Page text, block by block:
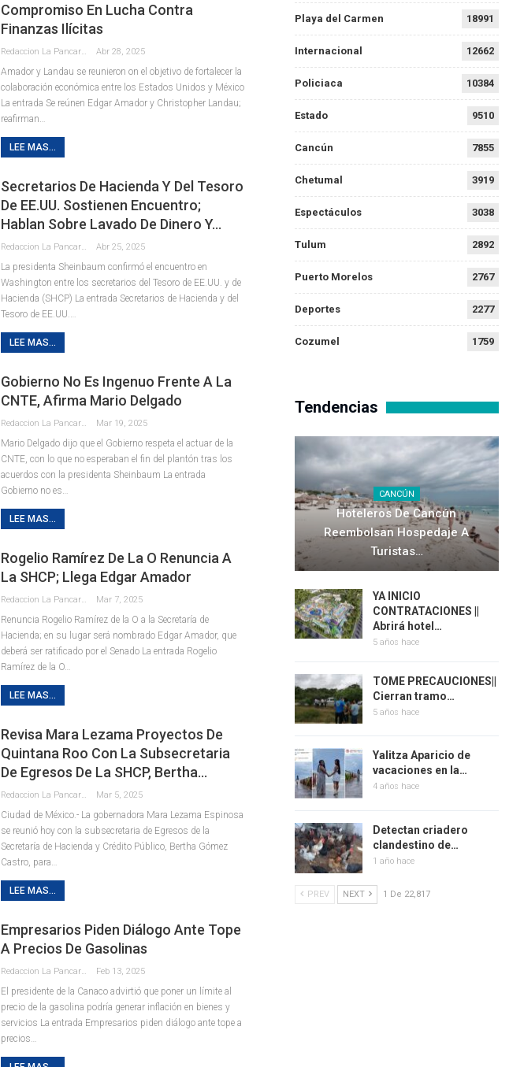
Compromiso En Lucha Contra
Finanzas Ilícitas
Abr 28, 2025
Amador y Landau se reunieron on el objetivo de fortalecer la
colaboración económica entre los Estados Unidos y México
La entrada Se reúnen Edgar Amador y Christopher Landau;
reafirman…
LEE MAS...
Secretarios De Hacienda Y Del Tesoro
De EE.UU. Sostienen Encuentro;
Hablan Sobre Lavado De Dinero Y…
Abr 25, 2025
La presidenta Sheinbaum confirmó el encuentro en
Washington entre los secretarios del Tesoro de EE.UU. y de
Hacienda (SHCP) La entrada Secretarios de Hacienda y del
Tesoro de EE.UU.…
LEE MAS...
Gobierno No Es Ingenuo Frente A La
CNTE, Afirma Mario Delgado
Mar 19, 2025
Mario Delgado dijo que el Gobierno respeta el actuar de la
CNTE, con lo que no esperaban el fin del plantón tras los
acuerdos con la presidenta Sheinbaum La entrada
Gobierno no es…
LEE MAS...
Rogelio Ramírez De La O Renuncia A
La SHCP; Llega Edgar Amador
Mar 7, 2025
Renuncia Rogelio Ramírez de la O a la Secretaría de
Hacienda; en su lugar será nombrado Edgar Amador, que
deberá ser ratificado por el Senado La entrada Rogelio
Ramírez de la O…
LEE MAS...
Revisa Mara Lezama Proyectos De
Quintana Roo Con La Subsecretaria
De Egresos De La SHCP, Bertha…
Mar 5, 2025
Ciudad de México.- La gobernadora Mara Lezama Espinosa
se reunió hoy con la subsecretaria de Egresos de la
Secretaría de Hacienda y Crédito Público, Bertha Gómez
Castro, para
LEE MAS...
Empresarios Piden Diálogo Ante Tope
A Precios De Gasolinas
Feb 13, 2025
El presidente de la Canaco advirtió que poner un límite al
precio de la gasolina podría generar inflación en bienes y
servicios La entrada Empresarios piden diálogo ante tope a
precios…
Playa del Carmen 18991
Internacional 12662
Policiaca 10384
Estado 9510
Cancún 7855
Chetumal 3919
Espectáculos 3038
Tulum 2892
Puerto Morelos 2767
Deportes 2277
Cozumel 1759
Tendencias
CANCÚN
Hoteleros De Cancún
Reembolsan Hospedaje A
Turistas…
YA INICIO
CONTRATACIONES ||
Abrirá hotel…
5 años hace
TOME PRECAUCIONES||
Cierran tramo…
5 años hace
Yalitza Aparicio de
vacaciones en la…
4 años hace
Detectan criadero
clandestino de…
1 año hace
PREV NEXT 1 De 22,817